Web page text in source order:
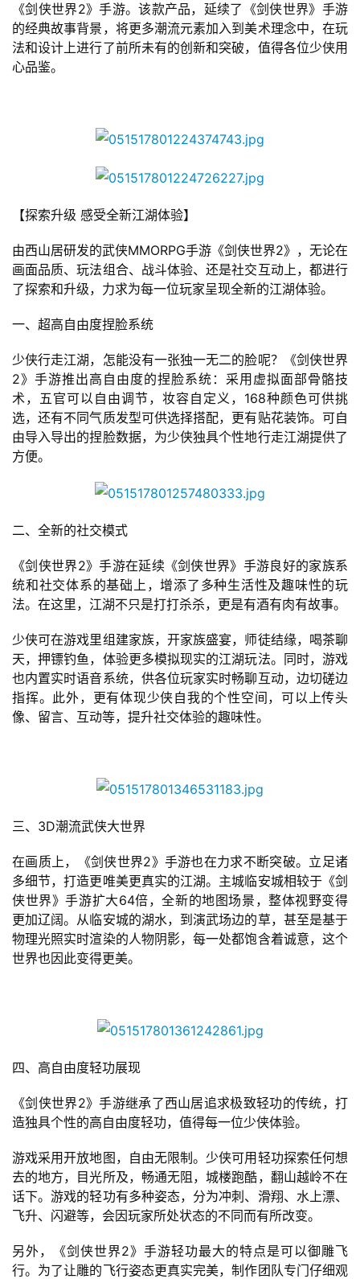
页
游
茶
原
创
手
游
戏
单
机
游
《剑侠世界2》手游。该款产品，延续了《剑侠世界》手游
的经典故事背景，将更多潮流元素加入到美术理念中，在玩
法和设计上进行了前所未有的创新和突破，值得各位少侠用
心品鉴。
【探索升级 感受全新江湖体验】
由西山居研发的武侠MMORPG手游《剑侠世界2》，无论在
画面品质、玩法组合、战斗体验、还是社交互动上，都进行
了探索和升级，力求为每一位玩家呈现全新的江湖体验。
一、超高自由度捏脸系统
少侠行走江湖，怎能没有一张独一无二的脸呢？《剑侠世界
2》手游推出高自由度的捏脸系统：采用虚拟面部骨骼技
术，五官可以自由调节，妆容自定义，168种颜色可供挑
选，还有不同气质发型可供选择搭配，更有贴花装饰。可自
由导入导出的捏脸数据，为少侠独具个性地行走江湖提供了
方便。
二、全新的社交模式
《剑侠世界2》手游在延续《剑侠世界》手游良好的家族系
统和社交体系的基础上，增添了多种生活性及趣味性的玩
法。在这里，江湖不只是打打杀杀，更是有酒有肉有故事。
少侠可在游戏里组建家族，开家族盛宴，师徒结缘，喝茶聊
天，押镖钓鱼，体验更多模拟现实的江湖玩法。同时，游戏
也内置实时语音系统，供各位玩家实时畅聊互动，边切磋边
指挥。此外，更有体现少侠自我的个性空间，可以上传头
像、留言、互动等，提升社交体验的趣味性。
三、3D潮流武侠大世界
在画质上，《剑侠世界2》手游也在力求不断突破。立足诸
多细节，打造更唯美更真实的江湖。主城临安城相较于《剑
侠世界》手游扩大64倍，全新的地图场景，整体视野变得
更加辽阔。从临安城的湖水，到演武场边的草，甚至是基于
物理光照实时渲染的人物阴影，每一处都饱含着诚意，这个
世界也因此变得更美。
四、高自由度轻功展现
《剑侠世界2》手游继承了西山居追求极致轻功的传统，打
造独具个性的高自由度轻功，值得每一位少侠体验。
游戏采用开放地图，自由无限制。少侠可用轻功探索任何想
去的地方，目光所及，畅通无阻，城楼跑酷，翻山越岭不在
话下。游戏的轻功有多种姿态，分为冲刺、滑翔、水上漂、
飞升、闪避等，会因玩家所处状态的不同而有所改变。
另外，《剑侠世界2》手游轻功最大的特点是可以御雕飞
行。为了让雕的飞行姿态更真实完美，制作团队专门仔细观